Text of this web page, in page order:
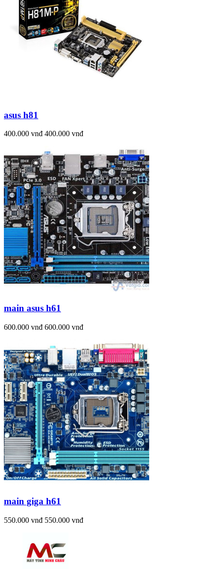
asus h81
400.000 vnđ 400.000 vnđ
main asus h61
600.000 vnđ 600.000 vnđ
main giga h61
550.000 vnđ 550.000 vnđ